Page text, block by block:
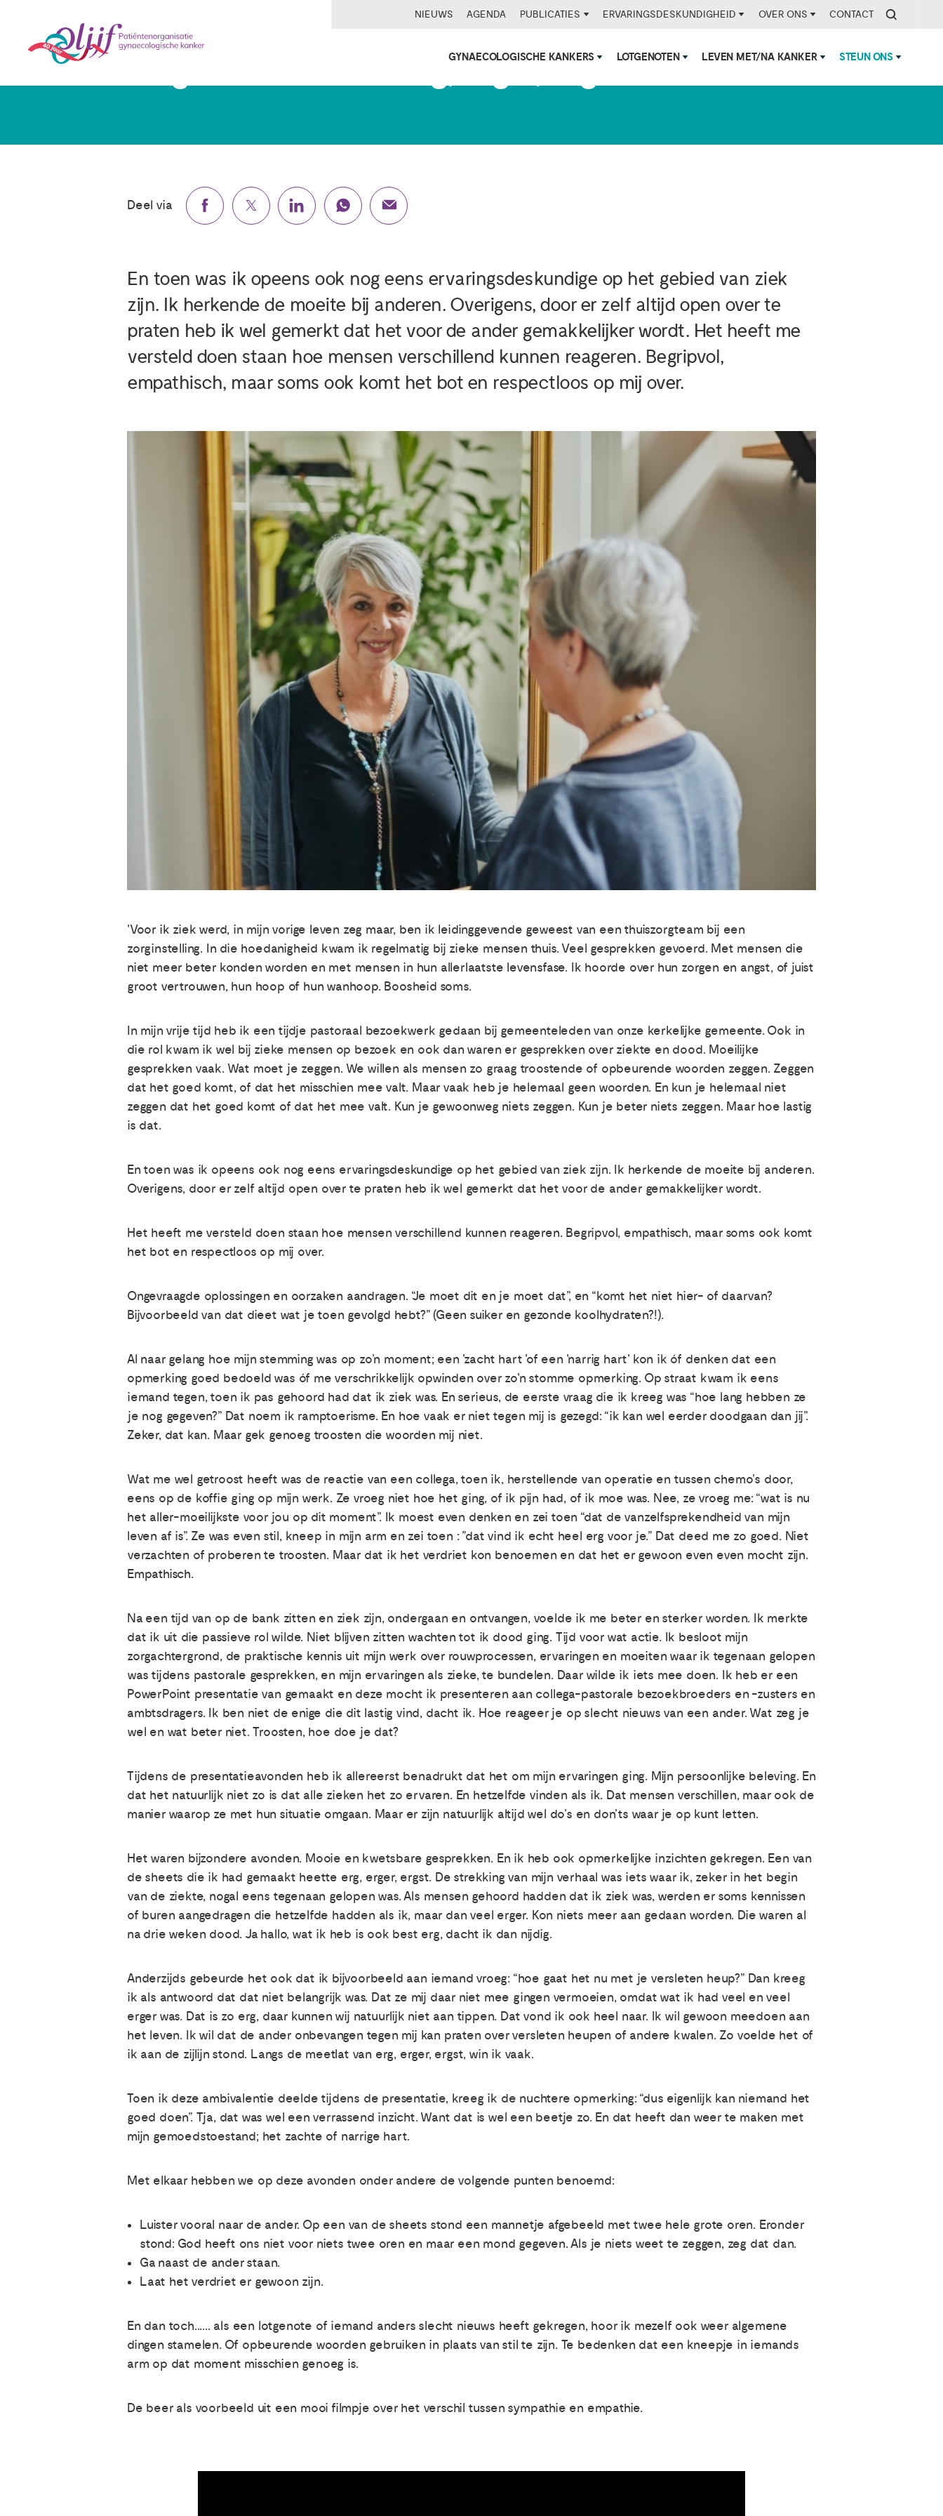
NIEUWS AGENDA PUBLICATIES ERVARINGSDESKUNDIGHEID OVER ONS CONTACT
GYNAECOLOGISCHE KANKERS LOTGENOTEN LEVEN MET/NA KANKER STEUN ONS
Blog van Lenneke: 'Erg, erger, ergst.'
Deel via
En toen was ik opeens ook nog eens ervaringsdeskundige op het gebied van ziek
zijn. Ik herkende de moeite bij anderen. Overigens, door er zelf altijd open over te
praten heb ik wel gemerkt dat het voor de ander gemakkelijker wordt. Het heeft me
versteld doen staan hoe mensen verschillend kunnen reageren. Begripvol,
empathisch, maar soms ook komt het bot en respectloos op mij over.
'Voor ik ziek werd, in mijn vorige leven zeg maar, ben ik leidinggevende geweest van een thuiszorgteam bij een
zorginstelling. In die hoedanigheid kwam ik regelmatig bij zieke mensen thuis. Veel gesprekken gevoerd. Met mensen die
niet meer beter konden worden en met mensen in hun allerlaatste levensfase. Ik hoorde over hun zorgen en angst, of juist
groot vertrouwen, hun hoop of hun wanhoop. Boosheid soms.
In mijn vrije tijd heb ik een tijdje pastoraal bezoekwerk gedaan bij gemeenteleden van onze kerkelijke gemeente. Ook in
die rol kwam ik wel bij zieke mensen op bezoek en ook dan waren er gesprekken over ziekte en dood. Moeilijke
gesprekken vaak. Wat moet je zeggen. We willen als mensen zo graag troostende of opbeurende woorden zeggen. Zeggen
dat het goed komt, of dat het misschien mee valt. Maar vaak heb je helemaal geen woorden. En kun je helemaal niet
zeggen dat het goed komt of dat het mee valt. Kun je gewoonweg niets zeggen. Kun je beter niets zeggen. Maar hoe lastig
is dat.
En toen was ik opeens ook nog eens ervaringsdeskundige op het gebied van ziek zijn. Ik herkende de moeite bij anderen.
Overigens, door er zelf altijd open over te praten heb ik wel gemerkt dat het voor de ander gemakkelijker wordt.
Het heeft me versteld doen staan hoe mensen verschillend kunnen reageren. Begripvol, empathisch, maar soms ook komt
het bot en respectloos op mij over.
Ongevraagde oplossingen en oorzaken aandragen. “Je moet dit en je moet dat”, en “komt het niet hier- of daarvan?
Bijvoorbeeld van dat dieet wat je toen gevolgd hebt?” (Geen suiker en gezonde koolhydraten?!).
Al naar gelang hoe mijn stemming was op zo’n moment; een 'zacht hart 'of een 'narrig hart' kon ik óf denken dat een
opmerking goed bedoeld was óf me verschrikkelijk opwinden over zo'n stomme opmerking. Op straat kwam ik eens
iemand tegen, toen ik pas gehoord had dat ik ziek was. En serieus, de eerste vraag die ik kreeg was “hoe lang hebben ze
je nog gegeven?” Dat noem ik ramptoerisme. En hoe vaak er niet tegen mij is gezegd: “ik kan wel eerder doodgaan dan jij”.
Zeker, dat kan. Maar gek genoeg troosten die woorden mij niet.
Wat me wel getroost heeft was de reactie van een collega, toen ik, herstellende van operatie en tussen chemo’s door,
eens op de koffie ging op mijn werk. Ze vroeg niet hoe het ging, of ik pijn had, of ik moe was. Nee, ze vroeg me: “wat is nu
het aller-moeilijkste voor jou op dit moment”. Ik moest even denken en zei toen “dat de vanzelfsprekendheid van mijn
leven af is”. Ze was even stil, kneep in mijn arm en zei toen : ”dat vind ik echt heel erg voor je.” Dat deed me zo goed. Niet
verzachten of proberen te troosten. Maar dat ik het verdriet kon benoemen en dat het er gewoon even even mocht zijn.
Empathisch.
Na een tijd van op de bank zitten en ziek zijn, ondergaan en ontvangen, voelde ik me beter en sterker worden. Ik merkte
dat ik uit die passieve rol wilde. Niet blijven zitten wachten tot ik dood ging. Tijd voor wat actie. Ik besloot mijn
zorgachtergrond, de praktische kennis uit mijn werk over rouwprocessen, ervaringen en moeiten waar ik tegenaan gelopen
was tijdens pastorale gesprekken, en mijn ervaringen als zieke, te bundelen. Daar wilde ik iets mee doen. Ik heb er een
PowerPoint presentatie van gemaakt en deze mocht ik presenteren aan collega-pastorale bezoekbroeders en -zusters en
ambtsdragers. Ik ben niet de enige die dit lastig vind, dacht ik. Hoe reageer je op slecht nieuws van een ander. Wat zeg je
wel en wat beter niet. Troosten, hoe doe je dat?
Tijdens de presentatieavonden heb ik allereerst benadrukt dat het om mijn ervaringen ging. Mijn persoonlijke beleving. En
dat het natuurlijk niet zo is dat alle zieken het zo ervaren. En hetzelfde vinden als ik. Dat mensen verschillen, maar ook de
manier waarop ze met hun situatie omgaan. Maar er zijn natuurlijk altijd wel do’s en don’ts waar je op kunt letten.
Het waren bijzondere avonden. Mooie en kwetsbare gesprekken. En ik heb ook opmerkelijke inzichten gekregen. Een van
de sheets die ik had gemaakt heette erg, erger, ergst. De strekking van mijn verhaal was iets waar ik, zeker in het begin
van de ziekte, nogal eens tegenaan gelopen was. Als mensen gehoord hadden dat ik ziek was, werden er soms kennissen
of buren aangedragen die hetzelfde hadden als ik, maar dan veel erger. Kon niets meer aan gedaan worden. Die waren al
na drie weken dood. Ja hallo, wat ik heb is ook best erg, dacht ik dan nijdig.
Anderzijds gebeurde het ook dat ik bijvoorbeeld aan iemand vroeg: “hoe gaat het nu met je versleten heup?” Dan kreeg
ik als antwoord dat dat niet belangrijk was. Dat ze mij daar niet mee gingen vermoeien, omdat wat ik had veel en veel
erger was. Dat is zo erg, daar kunnen wij natuurlijk niet aan tippen. Dat vond ik ook heel naar. Ik wil gewoon meedoen aan
het leven. Ik wil dat de ander onbevangen tegen mij kan praten over versleten heupen of andere kwalen. Zo voelde het of
ik aan de zijlijn stond. Langs de meetlat van erg, erger, ergst, win ik vaak.
Toen ik deze ambivalentie deelde tijdens de presentatie, kreeg ik de nuchtere opmerking: “dus eigenlijk kan niemand het
goed doen”. Tja, dat was wel een verrassend inzicht. Want dat is wel een beetje zo. En dat heeft dan weer te maken met
mijn gemoedstoestand; het zachte of narrige hart.
Met elkaar hebben we op deze avonden onder andere de volgende punten benoemd:
Luister vooral naar de ander. Op een van de sheets stond een mannetje afgebeeld met twee hele grote oren. Eronder
stond: God heeft ons niet voor niets twee oren en maar een mond gegeven. Als je niets weet te zeggen, zeg dat dan.
Ga naast de ander staan.
Laat het verdriet er gewoon zijn.
En dan toch...... als een lotgenote of iemand anders slecht nieuws heeft gekregen, hoor ik mezelf ook weer algemene
dingen stamelen. Of opbeurende woorden gebruiken in plaats van stil te zijn. Te bedenken dat een kneepje in iemands
arm op dat moment misschien genoeg is.
De beer als voorbeeld uit een mooi filmpje over het verschil tussen sympathie en empathie.